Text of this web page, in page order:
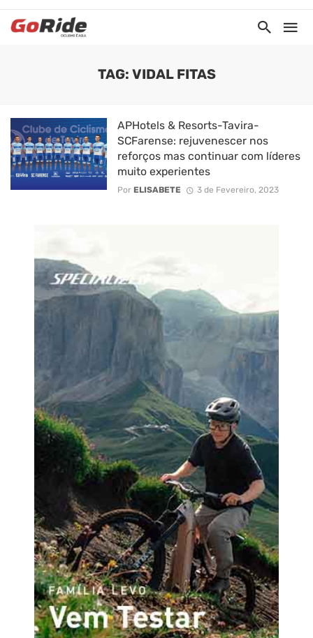
TAG: VIDAL FITAS
APHotels & Resorts-Tavira-
SCFarense: rejuvenescer nos
reforços mas continuar com líderes
muito experientes
Por ELISABETE 3 de Fevereiro, 2023